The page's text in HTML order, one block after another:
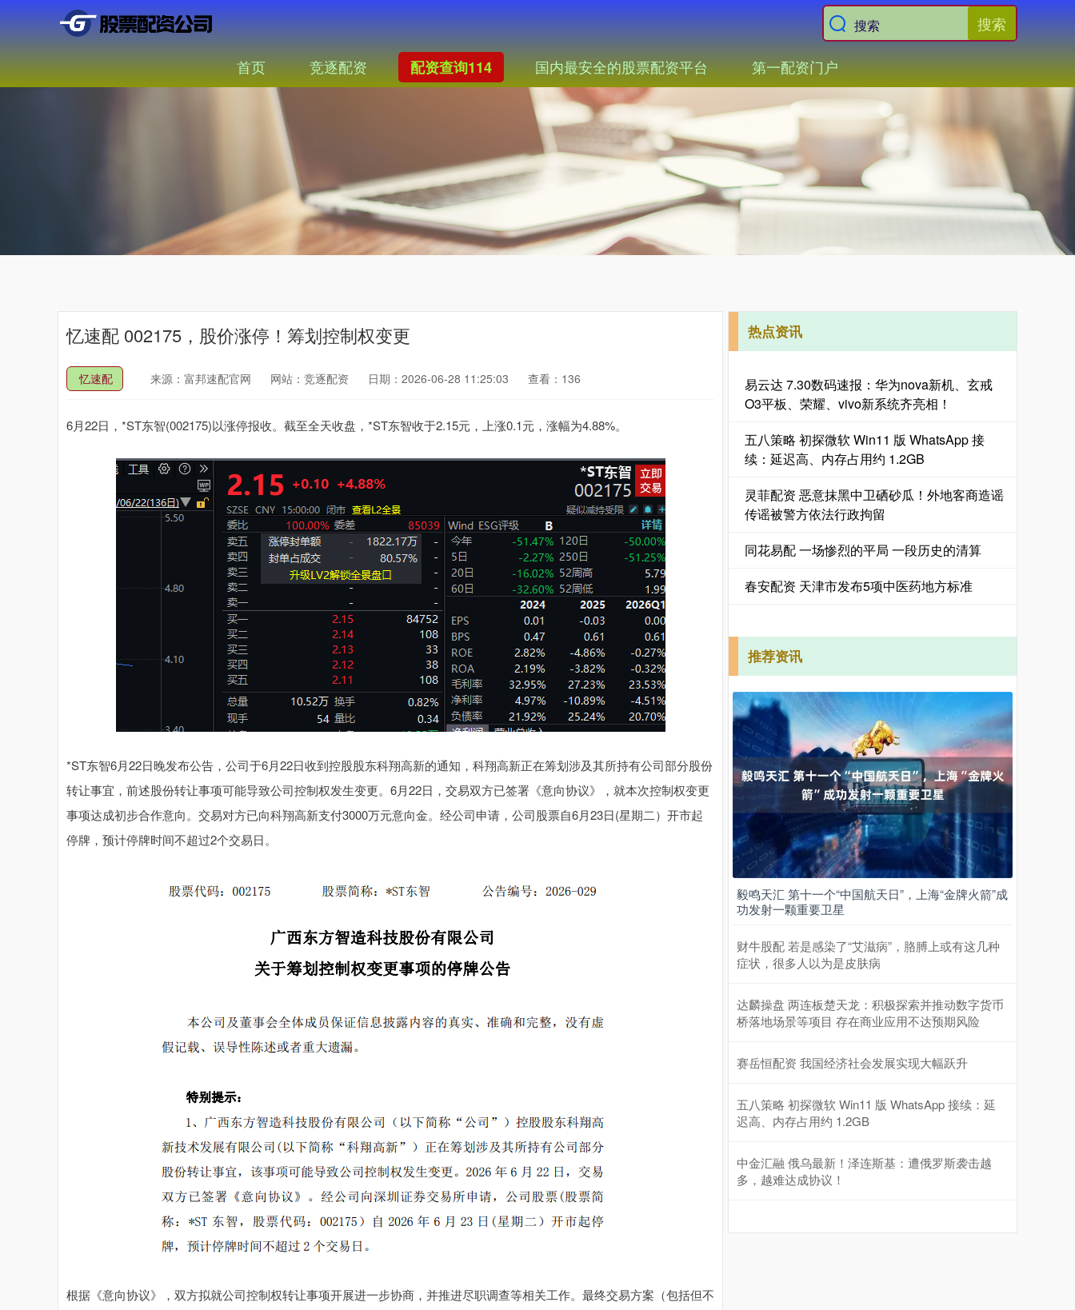
搜索
首页 竞逐配资 配资查询114 国内最安全的股票配资平台 第一配资门户
忆速配 002175，股价涨停！筹划控制权变更
忆速配 来源：富邦速配官网 网站：竞逐配资 日期：2026-06-28 11:25:03 查看：136
6月22日，*ST东智(002175)以涨停报收。截至全天收盘，*ST东智收于2.15元，上涨0.1元，涨幅为4.88%。
*ST东智6月22日晚发布公告，公司于6月22日收到控股股东科翔高新的通知，科翔高新正在筹划涉及其所持有公司部分股份
转让事宜，前述股份转让事项可能导致公司控制权发生变更。6月22日，交易双方已签署《意向协议》，就本次控制权变更
事项达成初步合作意向。交易对方已向科翔高新支付3000万元意向金。经公司申请，公司股票自6月23日(星期二）开市起
停牌，预计停牌时间不超过2个交易日。
根据《意向协议》，双方拟就公司控制权转让事项开展进一步协商，并推进尽职调查等相关工作。最终交易方案（包括但不
热点资讯
易云达 7.30数码速报：华为nova新机、玄戒
O3平板、荣耀、vivo新系统齐亮相！
五八策略 初探微软 Win11 版 WhatsApp 接
续：延迟高、内存占用约 1.2GB
灵菲配资 恶意抹黑中卫硒砂瓜！外地客商造谣
传谣被警方依法行政拘留
同花易配 一场惨烈的平局 一段历史的清算
春安配资 天津市发布5项中医药地方标准
推荐资讯
毅鸣天汇 第十一个“中国航天日”，上海“金牌火箭”成
功发射一颗重要卫星
财牛股配 若是感染了“艾滋病”，胳膊上或有这几种
症状，很多人以为是皮肤病
达麟操盘 两连板楚天龙：积极探索并推动数字货币
桥落地场景等项目 存在商业应用不达预期风险
赛岳恒配资 我国经济社会发展实现大幅跃升
五八策略 初探微软 Win11 版 WhatsApp 接续：延
迟高、内存占用约 1.2GB
中金汇融 俄乌最新！泽连斯基：遭俄罗斯袭击越
多，越难达成协议！